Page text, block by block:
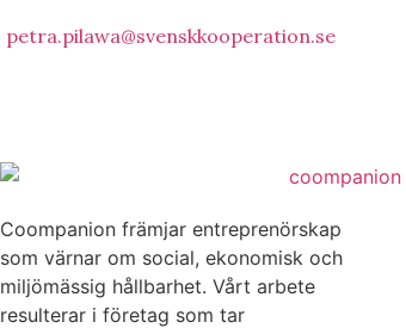
petra.pilawa@svenskkooperation.se
Coompanion främjar entreprenörskap
som värnar om social, ekonomisk och
miljömässig hållbarhet. Vårt arbete
resulterar i företag som tar